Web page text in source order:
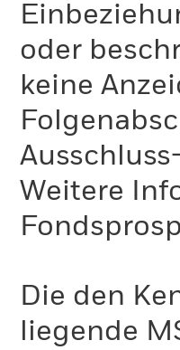
oder
keine
Weitere
Die den
liegende